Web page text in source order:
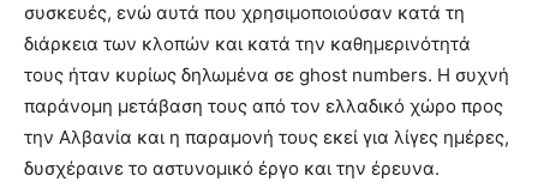
συσκευές, ενώ αυτά που χρησιμοποιούσαν κατά τη
διάρκεια των κλοπών και κατά την καθημερινότητά
τους ήταν κυρίως δηλωμένα σε ghost numbers. Η συχνή
παράνομη μετάβαση τους από τον ελλαδικό χώρο προς
την Αλβανία και η παραμονή τους εκεί για λίγες ημέρες,
δυσχέραινε το αστυνομικό έργο και την έρευνα.